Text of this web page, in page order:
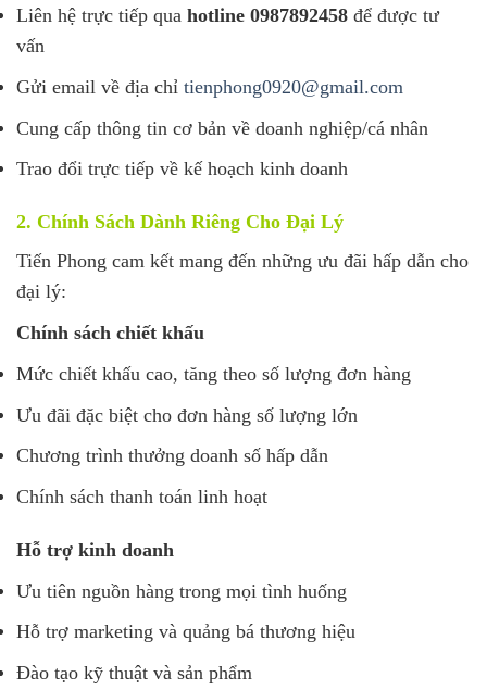
Liên hệ trực tiếp qua hotline 0987892458 để được tư
vấn
Gửi email về địa chỉ tienphong0920@gmail.com
Cung cấp thông tin cơ bản về doanh nghiệp/cá nhân
Trao đổi trực tiếp về kế hoạch kinh doanh
2. Chính Sách Dành Riêng Cho Đại Lý
Tiến Phong cam kết mang đến những ưu đãi hấp dẫn cho
đại lý:
Chính sách chiết khấu
Mức chiết khấu cao, tăng theo số lượng đơn hàng
Ưu đãi đặc biệt cho đơn hàng số lượng lớn
Chương trình thưởng doanh số hấp dẫn
Chính sách thanh toán linh hoạt
Hỗ trợ kinh doanh
Ưu tiên nguồn hàng trong mọi tình huống
Hỗ trợ marketing và quảng bá thương hiệu
Đào tạo kỹ thuật và sản phẩm